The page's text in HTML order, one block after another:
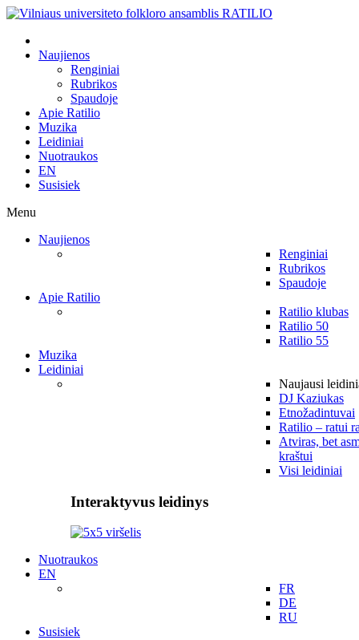
Naujienos
Renginiai
Rubrikos
Spaudoje
Apie Ratilio
Muzika
Leidiniai
Nuotraukos
EN
Susisiek
Menu
Naujienos
Renginiai
Rubrikos
Spaudoje
Apie Ratilio
Ratilio klubas
Ratilio 50
Ratilio 55
Muzika
Leidiniai
Naujausi
DJ Kaziukas
Etnožadintuvai
Ratilio – ratui
Atviras, bet
kraštui
Visi leidiniai
Interaktyvus leidinys
Nuotraukos
EN
FR
DE
RU
Susisiek